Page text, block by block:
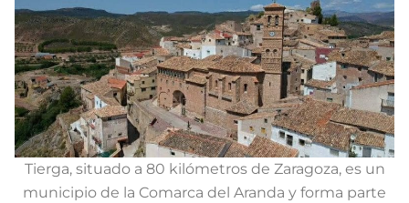
Tierga, situado a 80 kilómetros de Zaragoza, es un
municipio de la Comarca del Aranda y forma parte